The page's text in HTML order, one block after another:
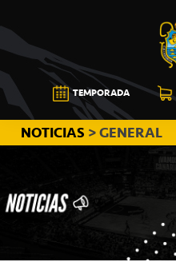
a
la
navegación
principal
al
contenido
principal
a
la
barra
lateral
principal
CB
CANARIAS
TEMPORADA
NOTICIAS > GENERAL